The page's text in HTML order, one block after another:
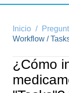
Inicio
Workflow /
¿Cómo